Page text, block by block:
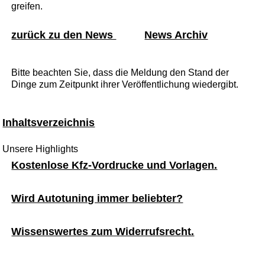
greifen.
zurück zu den News News Archiv
Bitte beachten Sie, dass die Meldung den Stand der
Dinge zum Zeitpunkt ihrer Veröffentlichung wiedergibt.
Inhaltsverzeichnis
Unsere Highlights
Kostenlose Kfz-Vordrucke und Vorlagen.
Wird Autotuning immer beliebter?
Wissenswertes zum Widerrufsrecht.